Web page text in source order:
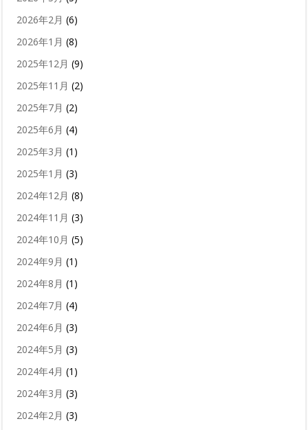
2026年2月 (6)
2026年1月 (8)
2025年12月 (9)
2025年11月 (2)
2025年7月 (2)
2025年6月 (4)
2025年3月 (1)
2025年1月 (3)
2024年12月 (8)
2024年11月 (3)
2024年10月 (5)
2024年9月 (1)
2024年8月 (1)
2024年7月 (4)
2024年6月 (3)
2024年5月 (3)
2024年4月 (1)
2024年3月 (3)
2024年2月 (3)